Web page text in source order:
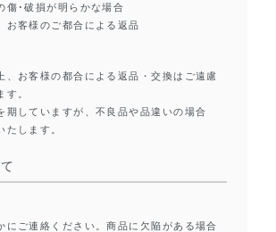
傷･破損が明らかな場合
お客様のご都合による返品
、お客様の都合による返品・交換はご遠慮
す。
期していますが、不良品や品違いの場合
たします。
にご連絡ください。商品に欠陥がある場合